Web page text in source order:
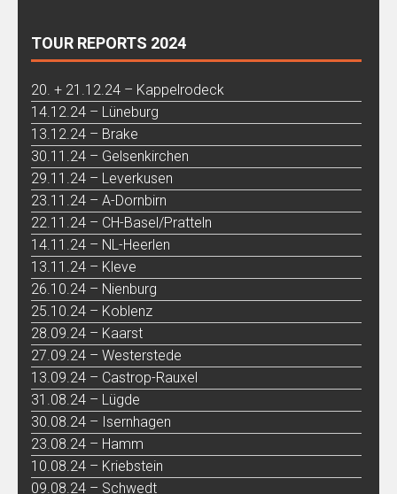
TOUR REPORTS 2024
20. + 21.12.24 – Kappelrodeck
14.12.24 – Lüneburg
13.12.24 – Brake
30.11.24 – Gelsenkirchen
29.11.24 – Leverkusen
23.11.24 – A-Dornbirn
22.11.24 – CH-Basel/Pratteln
14.11.24 – NL-Heerlen
13.11.24 – Kleve
26.10.24 – Nienburg
25.10.24 – Koblenz
28.09.24 – Kaarst
27.09.24 – Westerstede
13.09.24 – Castrop-Rauxel
31.08.24 – Lügde
30.08.24 – Isernhagen
23.08.24 – Hamm
10.08.24 – Kriebstein
09.08.24 – Schwedt